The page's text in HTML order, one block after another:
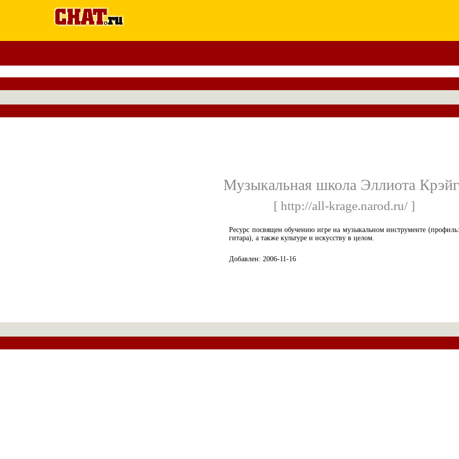
Музыкальная школа Эллиота
[ http://all-krage.narod.ru/ ]
Ресурс посвящен обучению игре на музыкальном инструменте (профиль:
гитара), а также культуре и искусству в целом.
Добавлен: 2006-11-16